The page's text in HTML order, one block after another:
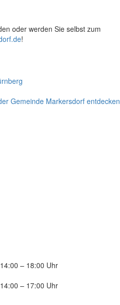
oder werden Sie selbst zum
!
– 18:00 Uhr
– 17:00 Uhr